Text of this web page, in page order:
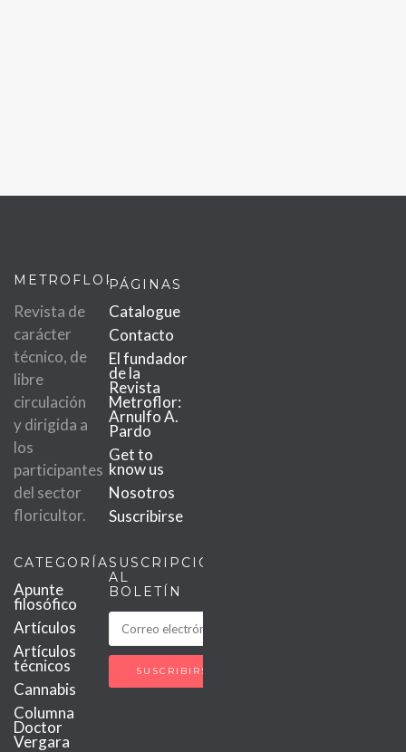
METROFLOR
Revista de
carácter
técnico, de
libre
circulación
y dirigida a
los
participantes
del sector
floricultor.
PÁGINAS
Catalogue
Contacto
El fundador
de la
Revista
Metroflor:
Arnulfo A.
Pardo
Get to
know us
Nosotros
Suscribirse
CATEGORÍAS
Apunte
filosófico
Artículos
Artículos
técnicos
Cannabis
Columna
Doctor
Vergara
SUSCRIPCIÓN
AL
BOLETÍN